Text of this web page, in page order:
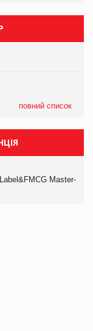
повний список
Master-